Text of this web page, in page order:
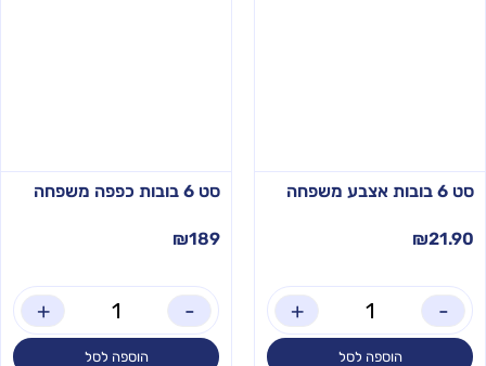
סט 6 בובות אצבע משפחה
₪21.90
+
הוספה לסל
סט 6 בובות כפפה משפחה
₪189
+
הוספה לסל